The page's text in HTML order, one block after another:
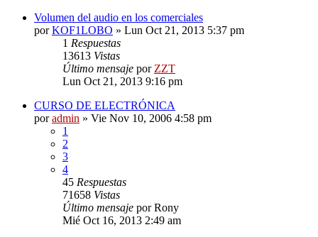
Volumen del audio en los comerciales
porKOF1LOBO » Lun Oct 21, 2013 5:37 pm
1 Respuestas
13613 Vistas
Último mensaje por ZZT
Lun Oct 21, 2013 9:16 pm
CURSO DE ELECTRÓNICA
poradmin » Vie Nov 10, 2006 4:58 pm
1
2
3
4
45 Respuestas
71658 Vistas
Último mensaje porRony
Mié Oct 16, 2013 2:49 am